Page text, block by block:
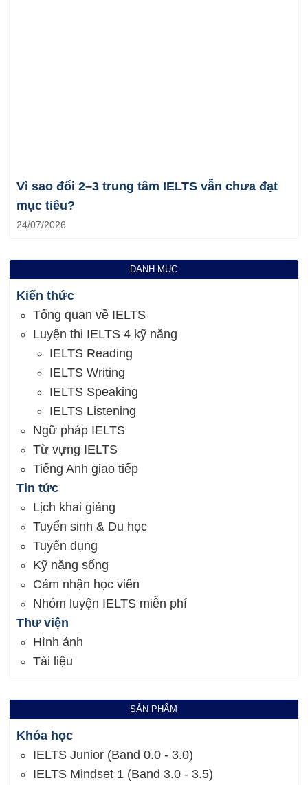
Vì sao đổi 2–3 trung tâm IELTS vẫn chưa đạt
mục tiêu?
24/07/2026
DANH MỤC
Kiến thức
Tổng quan về IELTS
Luyện thi IELTS 4 kỹ năng
IELTS Reading
IELTS Writing
IELTS Speaking
IELTS Listening
Ngữ pháp IELTS
Từ vựng IELTS
Tiếng Anh giao tiếp
Tin tức
Lịch khai giảng
Tuyển sinh & Du học
Tuyển dụng
Kỹ năng sống
Cảm nhận học viên
Nhóm luyện IELTS miễn phí
Thư viện
Hình ảnh
Tài liệu
SẢN PHẨM
Khóa học
IELTS Junior (Band 0.0 - 3.0)
IELTS Mindset 1 (Band 3.0 - 3.5)